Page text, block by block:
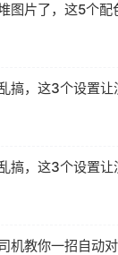
图片了，这5个配
搞，这3个设置
搞，这3个设置
机教你一招自动